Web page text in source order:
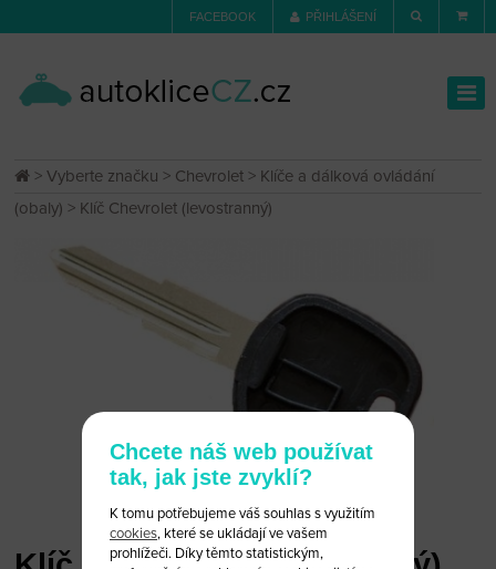
FACEBOOK PŘIHLÁŠENÍ
>Vyberte značku > Chevrolet > Klíče a dálková ovládání
(obaly) > Klíč Chevrolet (levostranný)
Chcete náš web používat
tak, jak jste zvyklí?
K tomu potřebujeme váš souhlas s využitím
cookies, které se ukládají ve vašem
prohlížeči. Díky těmto statistickým,